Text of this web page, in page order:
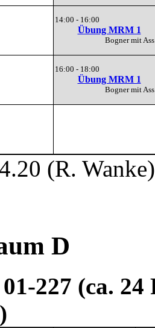
14:00 - 16:00
Übung MRM 1
Bogner mit
16:00 - 18:00
Übung MRM 1
Bogner mit
(R. Wanke)
D
227 (ca.